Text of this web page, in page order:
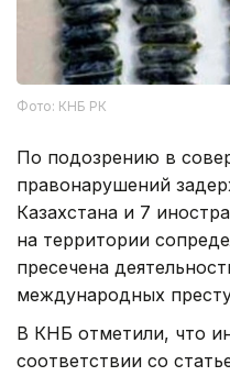
Фото: КНБ РК
По подозрению в
правонарушений
Казахстана и 7
на территории
пресечена
международных
В КНБ отметили, что
соответствии со